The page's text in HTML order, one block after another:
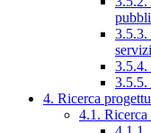
3.5.3.
3.5.4.
3.5.5.
4. Ricerca
4.1. Ricerca